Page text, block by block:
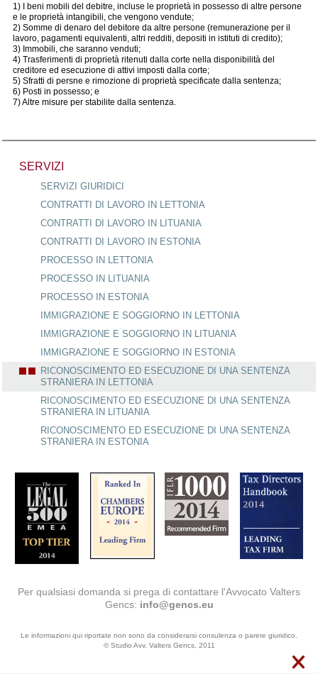
1) I beni mobili del debitre, incluse le proprietà in possesso di altre persone
e le proprietà intangibili, che vengono vendute;
2) Somme di denaro del debitore da altre persone (remunerazione per il
lavoro, pagamenti equivalenti, altri redditi, depositi in istituti di credito);
3) Immobili, che saranno venduti;
4) Trasferimenti di proprietà ritenuti dalla corte nella disponibilità del
creditore ed esecuzione di attivi imposti dalla corte;
5) Sfratti di persne e rimozione di proprietà specificate dalla sentenza;
6) Posti in possesso; e
7) Altre misure per stabilite dalla sentenza.
SERVIZI
SERVIZI GIURIDICI
CONTRATTI DI LAVORO IN LETTONIA
CONTRATTI DI LAVORO IN LITUANIA
CONTRATTI DI LAVORO IN ESTONIA
PROCESSO IN LETTONIA
PROCESSO IN LITUANIA
PROCESSO IN ESTONIA
IMMIGRAZIONE E SOGGIORNO IN LETTONIA
IMMIGRAZIONE E SOGGIORNO IN LITUANIA
IMMIGRAZIONE E SOGGIORNO IN ESTONIA
RICONOSCIMENTO ED ESECUZIONE DI UNA SENTENZA
STRANIERA IN LETTONIA
RICONOSCIMENTO ED ESECUZIONE DI UNA SENTENZA
STRANIERA IN LITUANIA
RICONOSCIMENTO ED ESECUZIONE DI UNA SENTENZA
STRANIERA IN ESTONIA
Per qualsiasi domanda si prega di contattare l'Avvocato Valters
Gencs: info@gencs.eu
Le informazioni qui riportate non sono da considerarsi consulenza o parere giuridico.
© Studio Avv. Valters Gencs, 2011